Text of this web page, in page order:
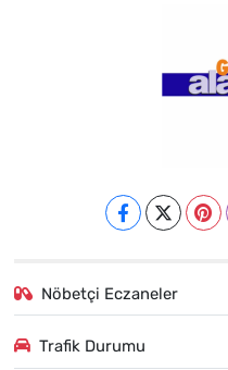
Nöbetçi Eczaneler
Trafik Durumu